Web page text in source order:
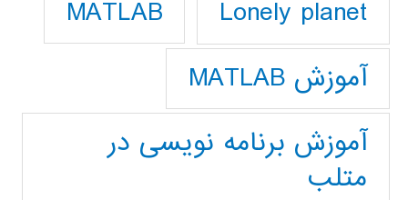
Lonely planet
MATLAB
آموزش MATLAB
آموزش برنامه نویسی در
متلب